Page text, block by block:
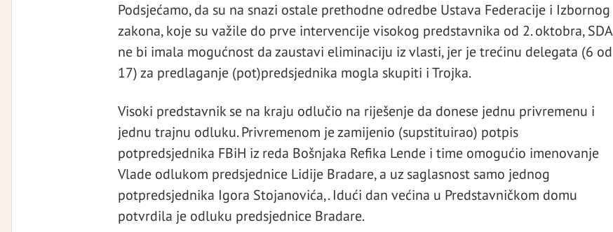
Podsjećamo, da su na snazi ostale prethodne odredbe Ustava Federacije i Izbornog
zakona, koje su važile do prve intervencije visokog predstavnika od 2. oktobra, SDA
ne bi imala mogućnost da zaustavi eliminaciju iz vlasti, jer je trećinu delegata (6 od
17) za predlaganje (pot)predsjednika mogla skupiti i Trojka.
Visoki predstavnik se na kraju odlučio na riješenje da donese jednu privremenu i
jednu trajnu odluku. Privremenom je zamijenio (supstituirao) potpis
potpredsjednika FBiH iz reda Bošnjaka Refika Lende i time omogućio imenovanje
Vlade odlukom predsjednice Lidije Bradare, a uz saglasnost samo jednog
potpredsjednika Igora Stojanovića,. Idući dan većina u Predstavničkom domu
potvrdila je odluku predsjednice Bradare.